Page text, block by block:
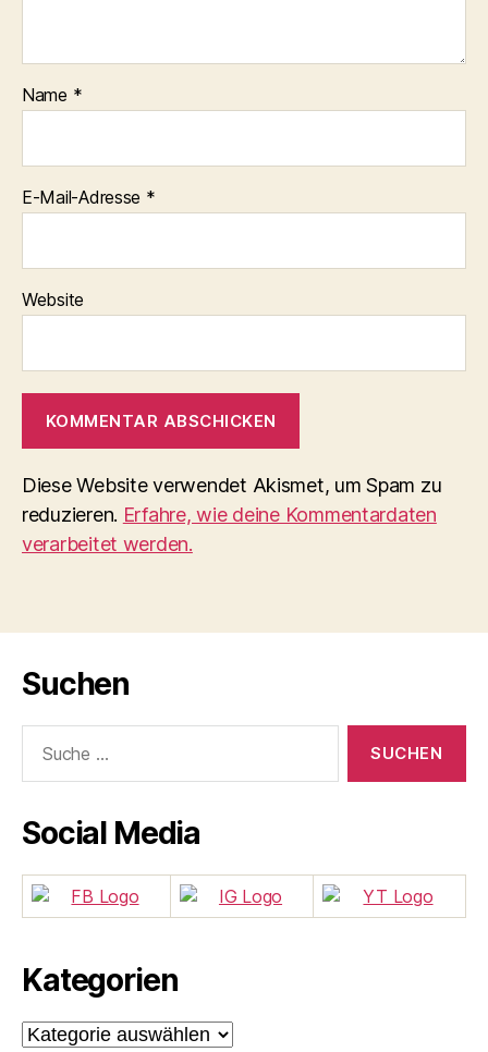
Name *
E-Mail-Adresse *
Website
Diese Website verwendet Akismet, um Spam zu
reduzieren. Erfahre, wie deine Kommentardaten
verarbeitet werden.
Suchen
nach:
Social Media
Kategorien
Kategorien